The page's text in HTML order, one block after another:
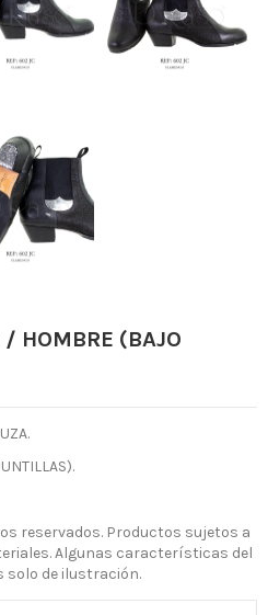
HOMBRE (BAJO
reservados. Productos sujetos a
Algunas características del
solo de ilustración.